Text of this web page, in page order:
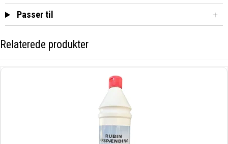
Passer til
Relaterede produkter